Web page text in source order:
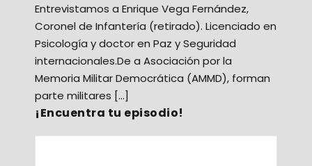
Entrevistamos a Enrique Vega Fernández,
Coronel de Infantería (retirado). Licenciado en
Psicología y doctor en Paz y Seguridad
internacionales.De a Asociación por la
Memoria Militar Democrática (AMMD), forman
parte militares […]
¡Encuentra tu episodio!